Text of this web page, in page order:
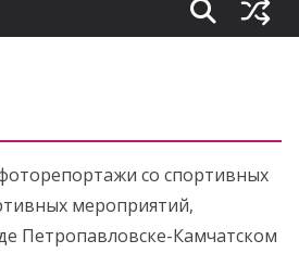
со спортивных
мероприятий,
Петропавловске-Камчатском